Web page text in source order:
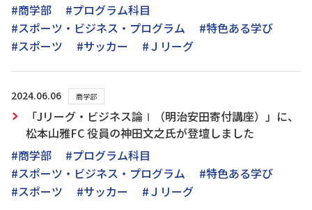
#商学部
#プログラム科目
#スポーツ・ビジネス・プログラム
#特色ある学び
#スポーツ
#サッカー #Ｊリーグ
2024.06.06 商学部
「Jリーグ・ビジネス論Ⅰ（明治安田寄付講座）」に、
松本山雅FC 役員の神田文之氏が登壇しました
#商学部
#プログラム科目
#スポーツ・ビジネス・プログラム
#特色ある学び
#スポーツ
#サッカー #Ｊリーグ